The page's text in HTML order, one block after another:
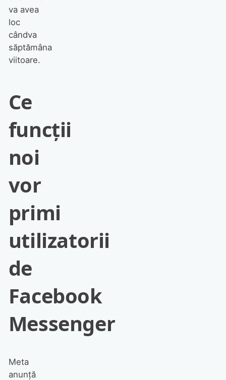
va avea
loc
cândva
săptămâna
viitoare.
Ce
funcții
noi
vor
primi
utilizatorii
de
Facebook
Messenger
Meta
anunță